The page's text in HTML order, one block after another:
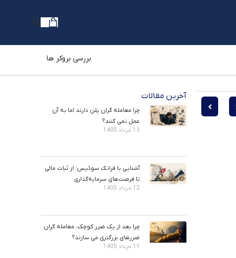
بررسی بروکر ها
شاخص اطمینان مصرف کننده چیست؟ Consumer Confidence Index
تفاوت اندیکاتورهای تکنیکال پیشرو و پسرو چیست؟
آخرین مقالات
چرا معامله ‌گران پلن دارند اما به آن
عمل نمی ‌کنند؟
13 مرداد 1405
آشنایی با فرانک سوئیس؛ از ثبات مالی
تا فرصت‌های سرمایه‌گذاری
12 مرداد 1405
چرا بعد از یک ضرر کوچک، معامله‌ گران
ضررهای بزرگتری می ‌سازند؟
11 مرداد 1405